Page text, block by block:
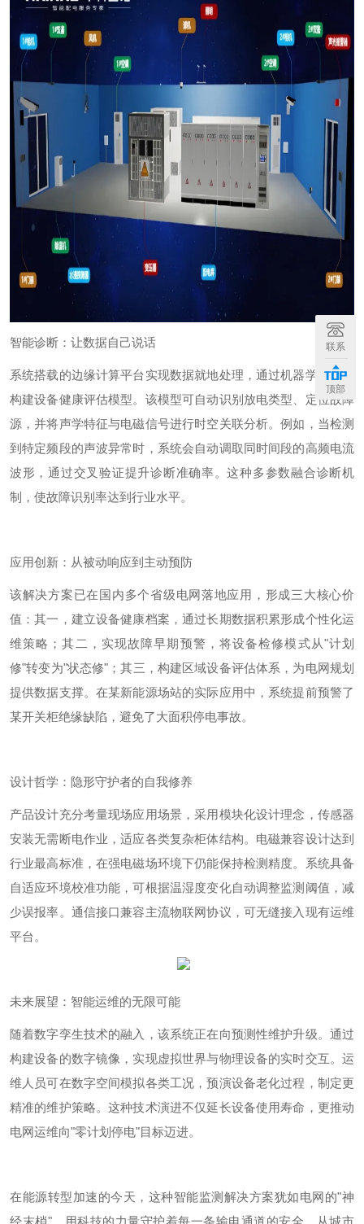
智能诊断：让数据自己说话
系统搭载的边缘计算平台实现数据就地处理，通过机器学习算法
构建设备健康评估模型。该模型可自动识别放电类型、定位故障
源，并将声学特征与电磁信号进行时空关联分析。例如，当检测
到特定频段的声波异常时，系统会自动调取同时间段的高频电流
波形，通过交叉验证提升诊断准确率。这种多参数融合诊断机
制，使故障识别率达到行业水平。
应用创新：从被动响应到主动预防
该解决方案已在国内多个省级电网落地应用，形成三大核心价
值：其一，建立设备健康档案，通过长期数据积累形成个性化运
维策略；其二，实现故障早期预警，将设备检修模式从"计划
修"转变为"状态修" ；其三，构建区域设备评估体系，为电网规划
提供数据支撑。在某新能源场站的实际应用中，系统提前预警了
某开关柜绝缘缺陷，避免了大面积停电事故。
设计哲学：隐形守护者的自我修养
产品设计充分考量现场应用场景，采用模块化设计理念，传感器
安装无需断电作业，适应各类复杂柜体结构。电磁兼容设计达到
行业最高标准，在强电磁场环境下仍能保持检测精度。系统具备
自适应环境校准功能，可根据温湿度变化自动调整监测阈值，减
少误报率。通信接口兼容主流物联网协议，可无缝接入现有运维
平台。
未来展望：智能运维的无限可能
随着数字孪生技术的融入，该系统正在向预测性维护升级。通过
构建设备的数字镜像，实现虚拟世界与物理设备的实时交互。运
维人员可在数字空间模拟各类工况，预演设备老化过程，制定更
精准的维护策略。这种技术演进不仅延长设备使用寿命，更推动
电网运维向"零计划停电"目标迈进。
在能源转型加速的今天，这种智能监测解决方案犹如电网的"神
经末梢"，用科技的力量守护着每一条输电通道的安全。从城市
联系
顶部